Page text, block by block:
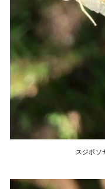
スジボソ